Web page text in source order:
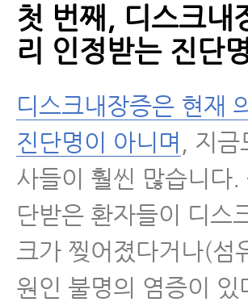
근육파열
디스크 내장증
첫 번째, 디스크내
리 인정받는 진단
디스크내장증은 현재
진단명이 아니며 , 지금
사들이 훨씬 많습니다
단받은 환자들이 디스
크가 찢어졌다거나(섬
원인 불명의 염증이